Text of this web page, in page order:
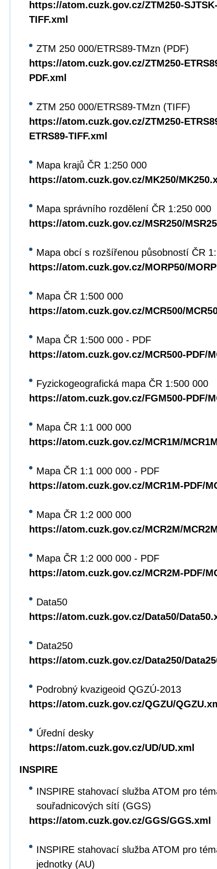
https://atom.cuzk.gov.cz/ZTM250-
TIFF.xml
ZTM 250 000/ETRS89-TMzn (PDF)
https://atom.cuzk.gov.cz/ZTM250-
PDF.xml
ZTM 250 000/ETRS89-TMzn (TIFF)
https://atom.cuzk.gov.cz/ZTM250-
ETRS89-TIFF.xml
Mapa krajů ČR 1:250 000
https://atom.cuzk.gov.cz/MK250/
Mapa správního rozdělení ČR 1:250 000
https://atom.cuzk.gov.cz/MSR250/
Mapa obcí s rozšířenou působností ČR
https://atom.cuzk.gov.cz/MORP50/
Mapa ČR 1:500 000
https://atom.cuzk.gov.cz/MCR500/
Mapa ČR 1:500 000 - PDF
https://atom.cuzk.gov.cz/MCR500-PDF/
Fyzickogeografická mapa ČR 1:500 000
https://atom.cuzk.gov.cz/FGM500-PDF/
Mapa ČR 1:1 000 000
https://atom.cuzk.gov.cz/MCR1M/
Mapa ČR 1:1 000 000 - PDF
https://atom.cuzk.gov.cz/MCR1M-PDF/
Mapa ČR 1:2 000 000
https://atom.cuzk.gov.cz/MCR2M/
Mapa ČR 1:2 000 000 - PDF
https://atom.cuzk.gov.cz/MCR2M-PDF/
Data50
https://atom.cuzk.gov.cz/Data50/
Data250
https://atom.cuzk.gov.cz/Data250/
Podrobný kvazigeoid QGZÚ-2013
https://atom.cuzk.gov.cz/QGZU/
Úřední desky
https://atom.cuzk.gov.cz/UD/UD.xml
INSPIRE
INSPIRE stahovací služba ATOM pro
souřadnicových sítí (GGS)
https://atom.cuzk.gov.cz/GGS/GGS.xml
INSPIRE stahovací služba ATOM pro
jednotky (AU)